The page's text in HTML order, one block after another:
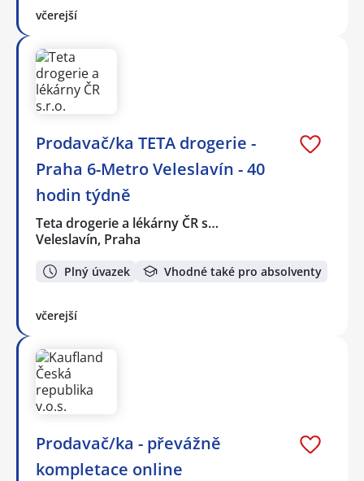
včerejší
Prodavač/ka TETA drogerie -
Praha 6-Metro Veleslavín - 40
hodin týdně
Teta drogerie a lékárny ČR s…
Veleslavín, Praha
Plný úvazek Vhodné také pro absolventy
včerejší
Prodavač/ka - převážně
kompletace online